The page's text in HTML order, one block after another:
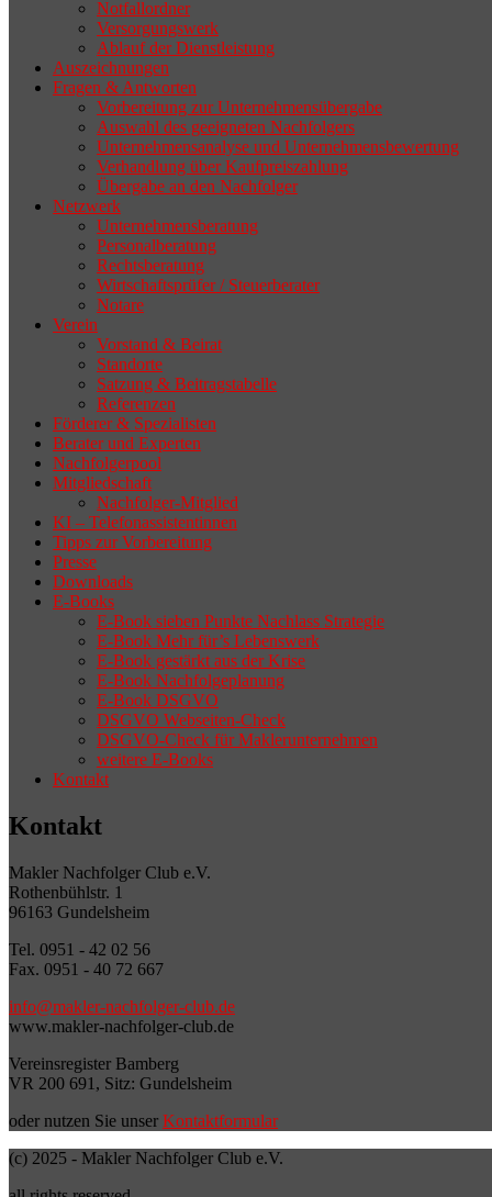
Notfallordner
Versorgungswerk
Ablauf der Dienstleistung
Auszeichnungen
Fragen & Antworten
Vorbereitung zur Unternehmensübergabe
Auswahl des geeigneten Nachfolgers
Unternehmensanalyse und Unternehmensbewertung
Verhandlung über Kaufpreiszahlung
Übergabe an den Nachfolger
Netzwerk
Unternehmensberatung
Personalberatung
Rechtsberatung
Wirtschaftsprüfer / Steuerberater
Notare
Verein
Vorstand & Beirat
Standorte
Satzung & Beitragstabelle
Referenzen
Förderer & Spezialisten
Berater und Experten
Nachfolgerpool
Mitgliedschaft
Nachfolger-Mitglied
KI – Telefonassistentinnen
Tipps zur Vorbereitung
Presse
Downloads
E-Books
E-Book sieben Punkte Nachlass Strategie
E-Book Mehr für’s Lebenswerk
E-Book gestärkt aus der Krise
E-Book Nachfolgeplanung
E-Book DSGVO
DSGVO Webseiten-Check
DSGVO-Check für Maklerunternehmen
weitere E-Books
Kontakt
Kontakt
Makler Nachfolger Club e.V.
Rothenbühlstr. 1
96163 Gundelsheim
Tel. 0951 - 42 02 56
Fax. 0951 - 40 72 667
info@makler-nachfolger-club.de
www.makler-nachfolger-club.de
Vereinsregister Bamberg
VR 200 691, Sitz: Gundelsheim
oder nutzen Sie unser Kontaktformular
(c) 2025 - Makler Nachfolger Club e.V.